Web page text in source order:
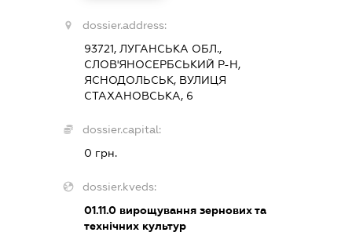
dossier.address:
93721, ЛУГАНСЬКА ОБЛ.,
СЛОВ'ЯНОСЕРБСЬКИЙ Р-Н,
ЯСНОДОЛЬСЬК, ВУЛИЦЯ
СТАХАНОВСЬКА, 6
dossier.capital:
0 грн.
dossier.kveds:
01.11.0 вирощування зернових та
технічних культур